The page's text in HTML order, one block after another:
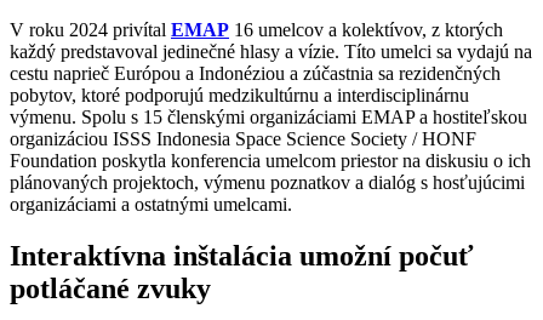
V roku 2024 privítal EMAP 16 umelcov a kolektívov, z ktorých
každý predstavoval jedinečné hlasy a vízie. Títo umelci sa vydajú na
cestu naprieč Európou a Indonéziou a zúčastnia sa rezidenčných
pobytov, ktoré podporujú medzikultúrnu a interdisciplinárnu
výmenu. Spolu s 15 členskými organizáciami EMAP a hostiteľskou
organizáciou ISSS Indonesia Space Science Society / HONF
Foundation poskytla konferencia umelcom priestor na diskusiu o ich
plánovaných projektoch, výmenu poznatkov a dialóg s hosťujúcimi
organizáciami a ostatnými umelcami.
Interaktívna inštalácia umožní počuť
potláčané zvuky